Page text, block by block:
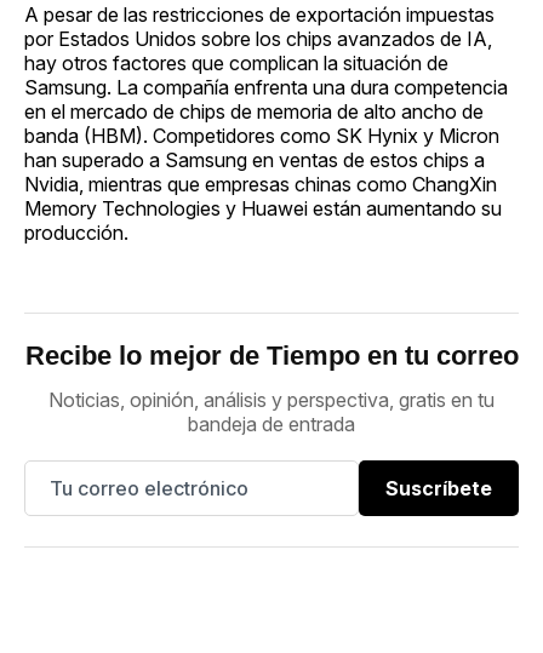
A pesar de las restricciones de exportación impuestas
por Estados Unidos sobre los chips avanzados de IA,
hay otros factores que complican la situación de
Samsung. La compañía enfrenta una dura competencia
en el mercado de chips de memoria de alto ancho de
banda (HBM). Competidores como SK Hynix y Micron
han superado a Samsung en ventas de estos chips a
Nvidia, mientras que empresas chinas como ChangXin
Memory Technologies y Huawei están aumentando su
producción.
Recibe lo mejor de Tiempo en tu correo
Noticias, opinión, análisis y perspectiva, gratis en tu
bandeja de entrada
Suscríbete